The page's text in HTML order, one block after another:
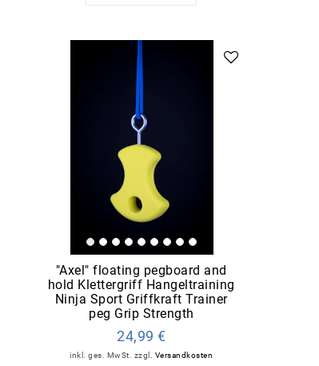
"Axel" floating pegboard and
hold Klettergriff Hangeltraining
Ninja Sport Griffkraft Trainer
peg Grip Strength
24,99 €
inkl. ges. MwSt. zzgl. Versandkosten